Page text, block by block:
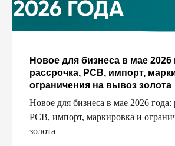
Новое для бизнеса в мае 2026
рассрочка, РСВ, импорт,
ограничения на вывоз золота
Новое для бизнеса в мае 2026 года:
РСВ, импорт, маркировка и
золота